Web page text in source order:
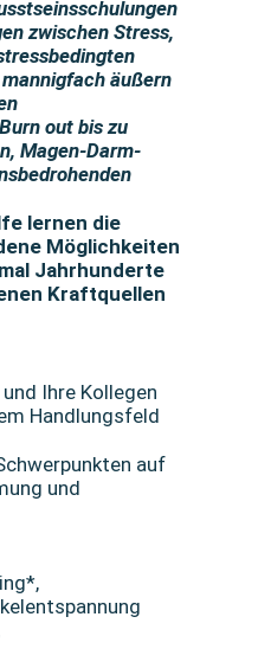
zwischen Stress,
äußern
out bis zu
Magen-Darm-
lernen die
Möglichkeiten
Jahrhunderte
Kraftquellen
Ihre Kollegen
Handlungsfeld
auf
und